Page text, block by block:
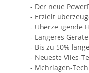
- Der neue
- Erzielt
- Überzeugende
- Längeres
- Bis zu 50%
- Neueste Vlies-
- Mehrlagen-